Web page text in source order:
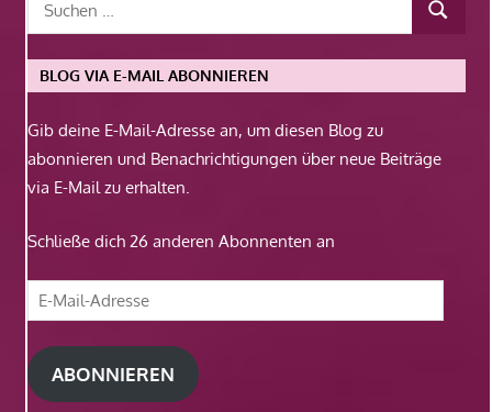
BLOG VIA E-MAIL ABONNIEREN
Gib deine E-Mail-Adresse an, um diesen Blog zu
abonnieren und Benachrichtigungen über neue Beiträge
via E-Mail zu erhalten.
Schließe dich 26 anderen Abonnenten an
E-
Mail-
Adresse
ABONNIEREN